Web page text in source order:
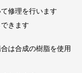
修理を行います
きます
は合成の樹脂を使用